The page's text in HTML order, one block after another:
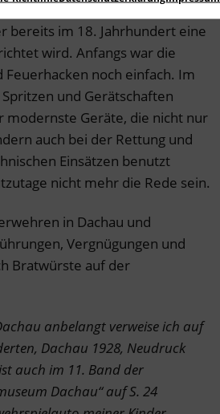
die Vereine im Jahr 1869
bereits im 18. Jahrhundert eine
wird. Anfangs war die
noch einfach. Im
und Gerätschaften
Geräte, die nicht nur
auch bei der Rettung und
Einsätzen benutzt
nicht mehr die Rede sein.
in Dachau und
Vergnügungen und
Bratwürste auf der
anbelangt verweise ich auf
Dachau 1928, Neudruck
auch im 11. Band der
Dachau“ auf S. 24